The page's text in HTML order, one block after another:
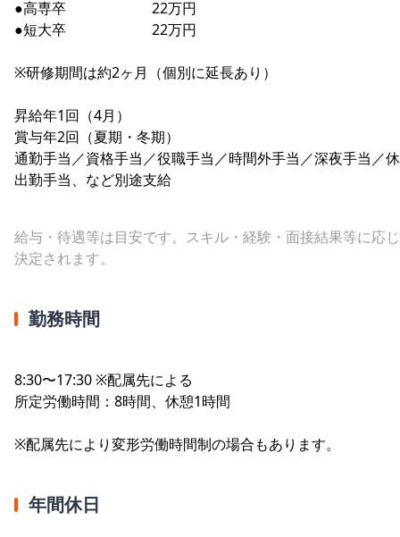
●高専卒 22万円
●短大卒 22万円
※研修期間は約2ヶ月（個別に延長あり）
昇給年1回（4月）
賞与年2回（夏期・冬期）
通勤手当／資格手当／役職手当／時間外手当／深夜手当／
出勤手当、など別途支給
給与・待遇等は目安です。スキル・経験・面接結果等に応
決定されます。
勤務時間
8:30〜17:30 ※配属先による
所定労働時間：8時間、休憩1時間
※配属先により変形労働時間制の場合もあります。
年間休日